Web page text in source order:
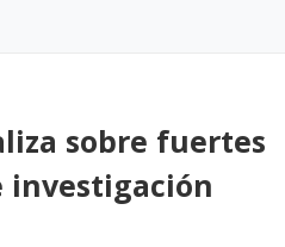
sobre fuertes
investigación